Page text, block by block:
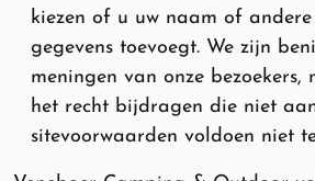
kiezen of u uw naam of
gegevens toevoegt. We zijn
meningen van onze bezoekers,
het recht bijdragen die niet
sitevoorwaarden voldoen niet